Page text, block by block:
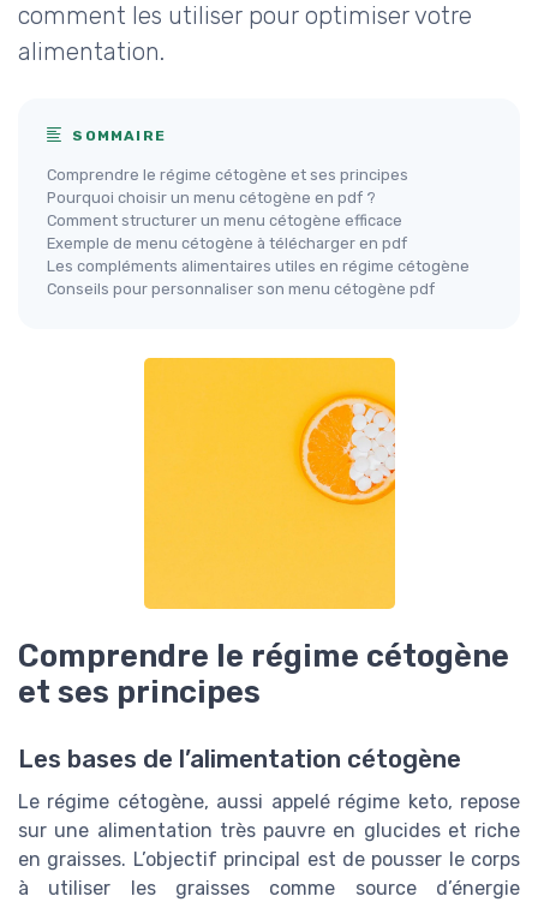
comment les utiliser pour optimiser votre
alimentation.
SOMMAIRE
Comprendre le régime cétogène et ses principes
Pourquoi choisir un menu cétogène en pdf ?
Comment structurer un menu cétogène efficace
Exemple de menu cétogène à télécharger en pdf
Les compléments alimentaires utiles en régime cétogène
Conseils pour personnaliser son menu cétogène pdf
Comprendre le régime cétogène
et ses principes
Les bases de l’alimentation cétogène
Le régime cétogène, aussi appelé régime keto, repose
sur une alimentation très pauvre en glucides et riche
en graisses. L’objectif principal est de pousser le corps
à utiliser les graisses comme source d’énergie